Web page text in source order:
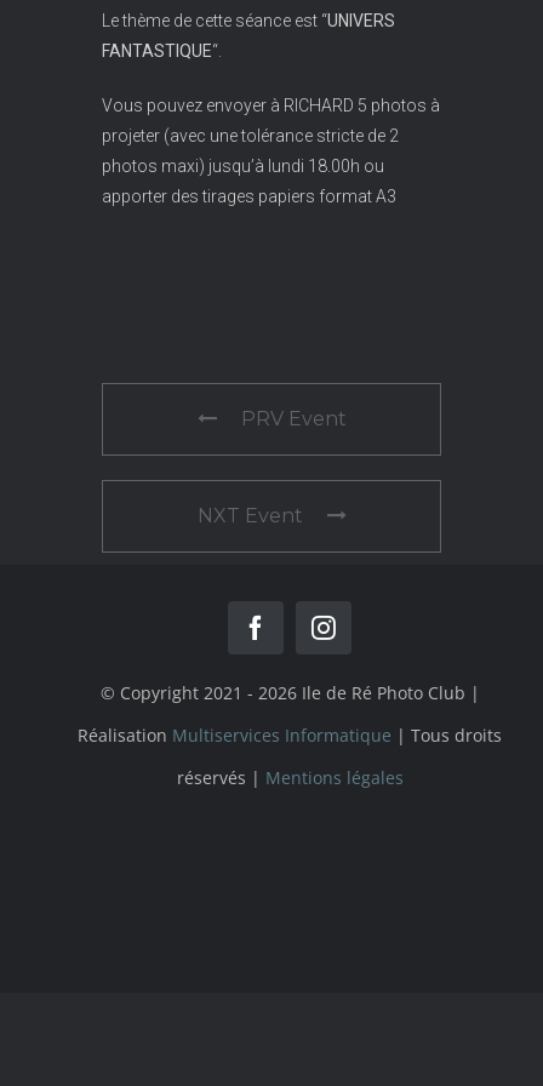
Le thème de cette séance est “UNIVERS
FANTASTIQUE“.
Vous pouvez envoyer à RICHARD 5 photos à
projeter (avec une tolérance stricte de 2
photos maxi) jusqu’à lundi 18.00h ou
apporter des tirages papiers format A3
PRV Event
NXT Event
© Copyright 2021 - 2026 Ile de Ré Photo Club |
Réalisation Multiservices Informatique | Tous droits
réservés | Mentions légales